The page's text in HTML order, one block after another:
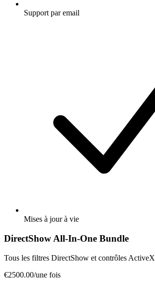
Support par email
Mises à jour à vie
DirectShow All-In-One Bundle
Tous les filtres DirectShow et contrôles ActiveX
€2500.00/une fois